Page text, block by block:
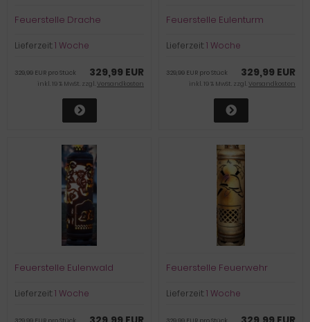
Feuerstelle Drache
Lieferzeit:1 Woche
329,99 EUR
329,99 EUR pro Stück
inkl. 19 % MwSt. zzgl.Versandkosten
Feuerstelle Eulenturm
Lieferzeit:1 Woche
329,99 EUR
329,99 EUR pro Stück
inkl. 19 % MwSt. zzgl.Versandkosten
Feuerstelle Eulenwald
Lieferzeit:1 Woche
Feuerstelle Feuerwehr
Lieferzeit:1 Woche